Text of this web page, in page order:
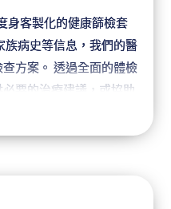
身客製化的健康篩檢套
族病史等信息，我們的醫
方案。 透過全面的體檢
要的治療建議，或協助
篩檢、過敏檢測、感染
。 我們致力於確保您的